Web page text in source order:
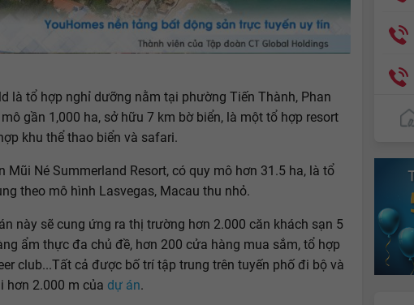
là tổ hợp nghỉ dưỡng nằm tại phường Tiến Thành, Phan
gần 1,000 ha, sở hữu 7 km bờ biển, là một tổ hợp resort
khu thể thao biển và safari.
Mũi Né Summerland Resort, có quy mô hơn 31.5 ha, là tổ
theo mô hình Lasvegas, Macau thu nhỏ.
này sẽ cung ứng ra thị trường hơn 2.000 căn khách sạn 5
ẩm thực đa chủ đề, hơn 200 cửa hàng mua sắm, tổ hợp
club...Tất cả được bố trí tập trung trên tuyến phố đi bộ và
hơn 2.000 m của dự án.